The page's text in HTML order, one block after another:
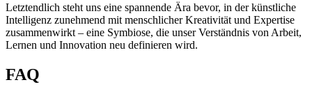
Letztendlich steht uns eine spannende Ära bevor, in der künstliche
Intelligenz zunehmend mit menschlicher Kreativität und Expertise
zusammenwirkt – eine Symbiose, die unser Verständnis von Arbeit,
Lernen und Innovation neu definieren wird.
FAQ